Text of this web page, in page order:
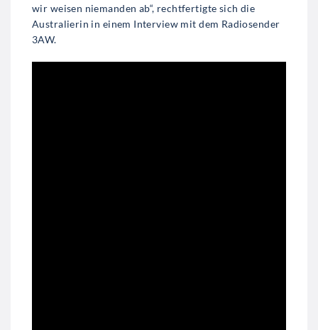
wir weisen niemanden ab“, rechtfertigte sich die
Australierin in einem Interview mit dem Radiosender
3AW.